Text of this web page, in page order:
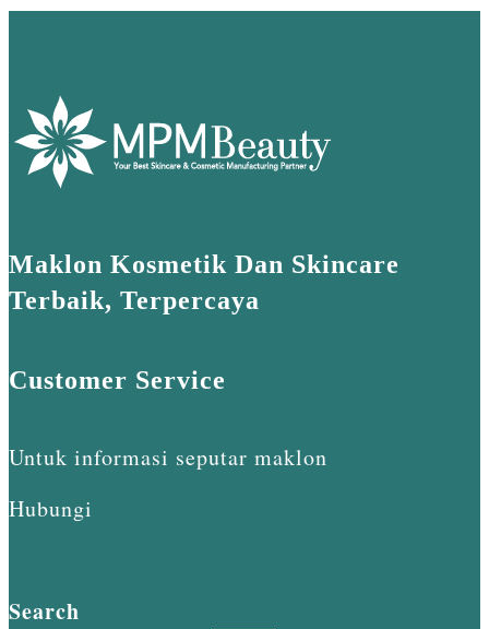
page
Maklon Kosmetik Dan Skincare
Terbaik, Terpercaya
Customer Service
Untuk informasi seputar maklon
Hubungi
Search